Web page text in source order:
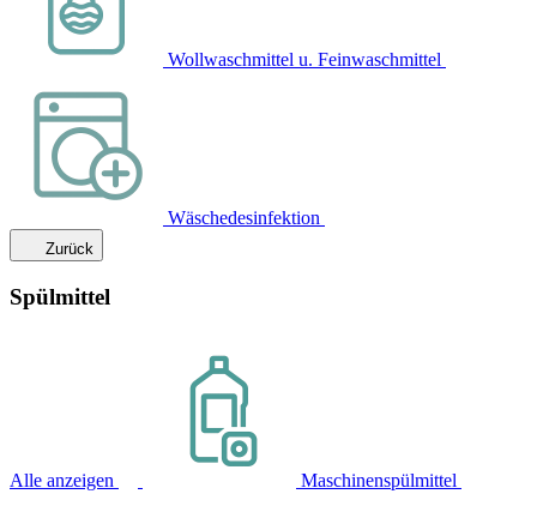
Wollwaschmittel u. Feinwaschmittel
Wäschedesinfektion
Zurück
Spülmittel
Alle anzeigen Maschinenspülmittel